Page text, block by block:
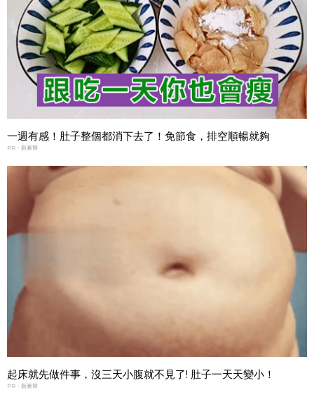
一週有感！肚子整個都消下去了！免節食，排空順暢就夠
PR・新素簡
起床就先做件事，沒三天小腹就不見了! 肚子一天天變小！
PR・新素簡